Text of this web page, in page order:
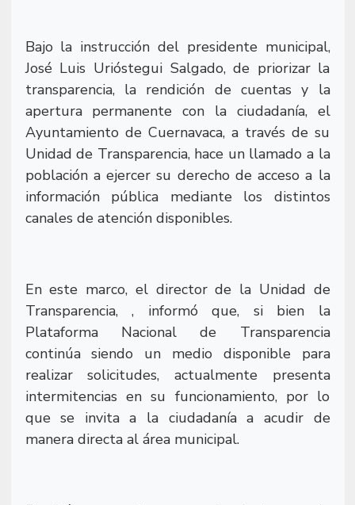
Bajo la instrucción del presidente municipal,
José Luis Urióstegui Salgado, de priorizar la
transparencia, la rendición de cuentas y la
apertura permanente con la ciudadanía, el
Ayuntamiento de Cuernavaca, a través de su
Unidad de Transparencia, hace un llamado a la
población a ejercer su derecho de acceso a la
información pública mediante los distintos
canales de atención disponibles.
En este marco, el director de la Unidad de
Transparencia, , informó que, si bien la
Plataforma Nacional de Transparencia
continúa siendo un medio disponible para
realizar solicitudes, actualmente presenta
intermitencias en su funcionamiento, por lo
que se invita a la ciudadanía a acudir de
manera directa al área municipal.